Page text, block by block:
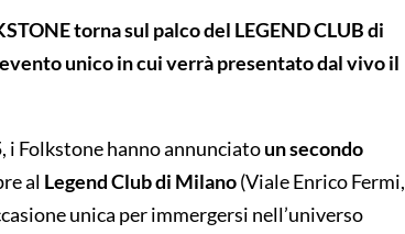
torna sul palco del LEGEND CLUB di
unico in cui verrà presentato dal vivo il
, i Folkstone hanno annunciatoun secondo
al Legend Club di Milano(Viale Enrico Fermi,
unica per immergersi nell’universo